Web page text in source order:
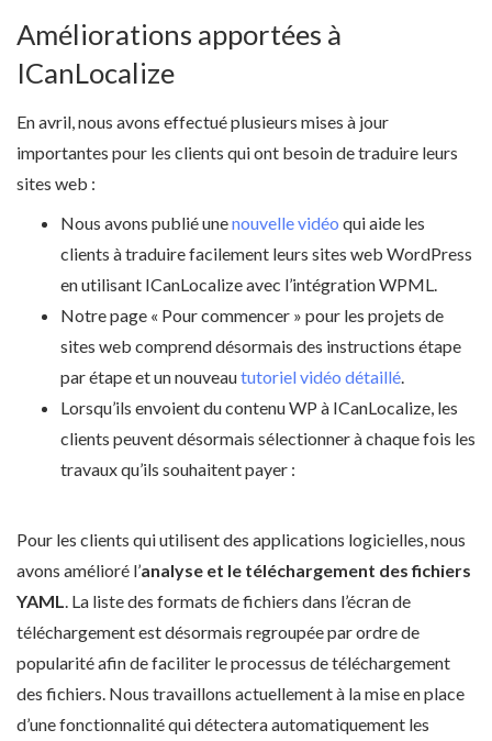
Améliorations apportées à
ICanLocalize
En avril, nous avons effectué plusieurs mises à jour
importantes pour les clients qui ont besoin de traduire leurs
sites web :
Nous avons publié unenouvelle vidéo qui aide les
clients à traduire facilement leurs sites web WordPress
en utilisant ICanLocalize avec l’intégration WPML.
Notre page « Pour commencer » pour les projets de
sites web comprend désormais des instructions étape
par étape et un nouveaututoriel vidéo détaillé
Lorsqu’ils envoient du contenu WP à ICanLocalize, les
clients peuvent désormais sélectionner à chaque fois les
travaux qu’ils souhaitent payer :
Pour les clients qui utilisent des applications logicielles, nous
avons amélioré l’analyse et le téléchargement des fichiers
YAML
. La liste des formats de fichiers dans l’écran de
téléchargement est désormais regroupée par ordre de
popularité afin de faciliter le processus de téléchargement
des fichiers. Nous travaillons actuellement à la mise en place
d’une fonctionnalité qui détectera automatiquement les